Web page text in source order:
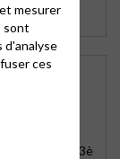
les 1er et 3è
mesurer
sont
d'analyse
ces